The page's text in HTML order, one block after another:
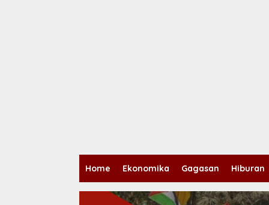
Home Ekonomika Gagasan Hiburan